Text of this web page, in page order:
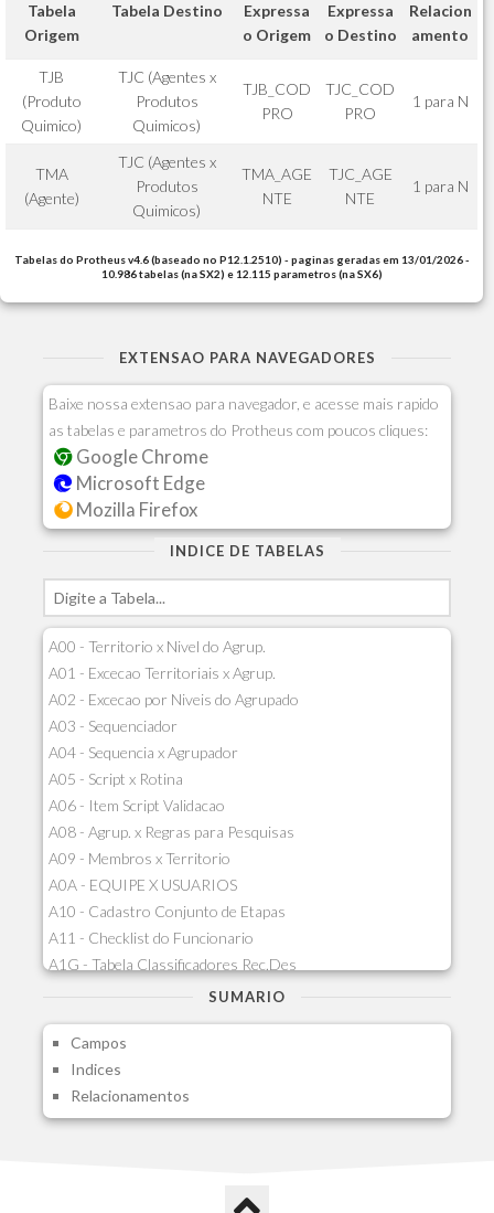
Tabela
Origem
Tabela Destino
Expressa
o Origem
Expressa
o Destino
Relacion
amento
TJB
(Produto
Quimico)
TJC (Agentes x
Produtos
Quimicos)
TJB_COD
PRO
TJC_COD
PRO
1 para N
TMA
(Agente)
TJC (Agentes x
Produtos
Quimicos)
TMA_AGE
NTE
TJC_AGE
NTE
1 para N
Tabelas do Protheus v4.6 (baseado no P12.1.2510) - paginas geradas em 13/01/2026 -
10.986 tabelas (na SX2) e 12.115 parametros (na SX6)
EXTENSAO PARA NAVEGADORES
Baixe nossa extensao para navegador, e acesse mais rapido
as tabelas e parametros do Protheus com poucos cliques:
Google Chrome
Microsoft Edge
Mozilla Firefox
INDICE DE TABELAS
A00 - Territorio x Nivel do Agrup.
A01 - Excecao Territoriais x Agrup.
A02 - Excecao por Niveis do Agrupado
A03 - Sequenciador
A04 - Sequencia x Agrupador
A05 - Script x Rotina
A06 - Item Script Validacao
A08 - Agrup. x Regras para Pesquisas
A09 - Membros x Territorio
A0A - EQUIPE X USUARIOS
A10 - Cadastro Conjunto de Etapas
A11 - Checklist do Funcionario
A1G - Tabela Classificadores Rec.Des
A1H - Itens Tabela Classif.Rec.Desp.
A1J - Itens Aglutinadores Visao
A1N - Tipos de Card
A1O - Cards Dashboard
A1P - Tipos de Charts
A1S - Notificacoes do Vendedor
SUMARIO
Campos
Indices
Relacionamentos